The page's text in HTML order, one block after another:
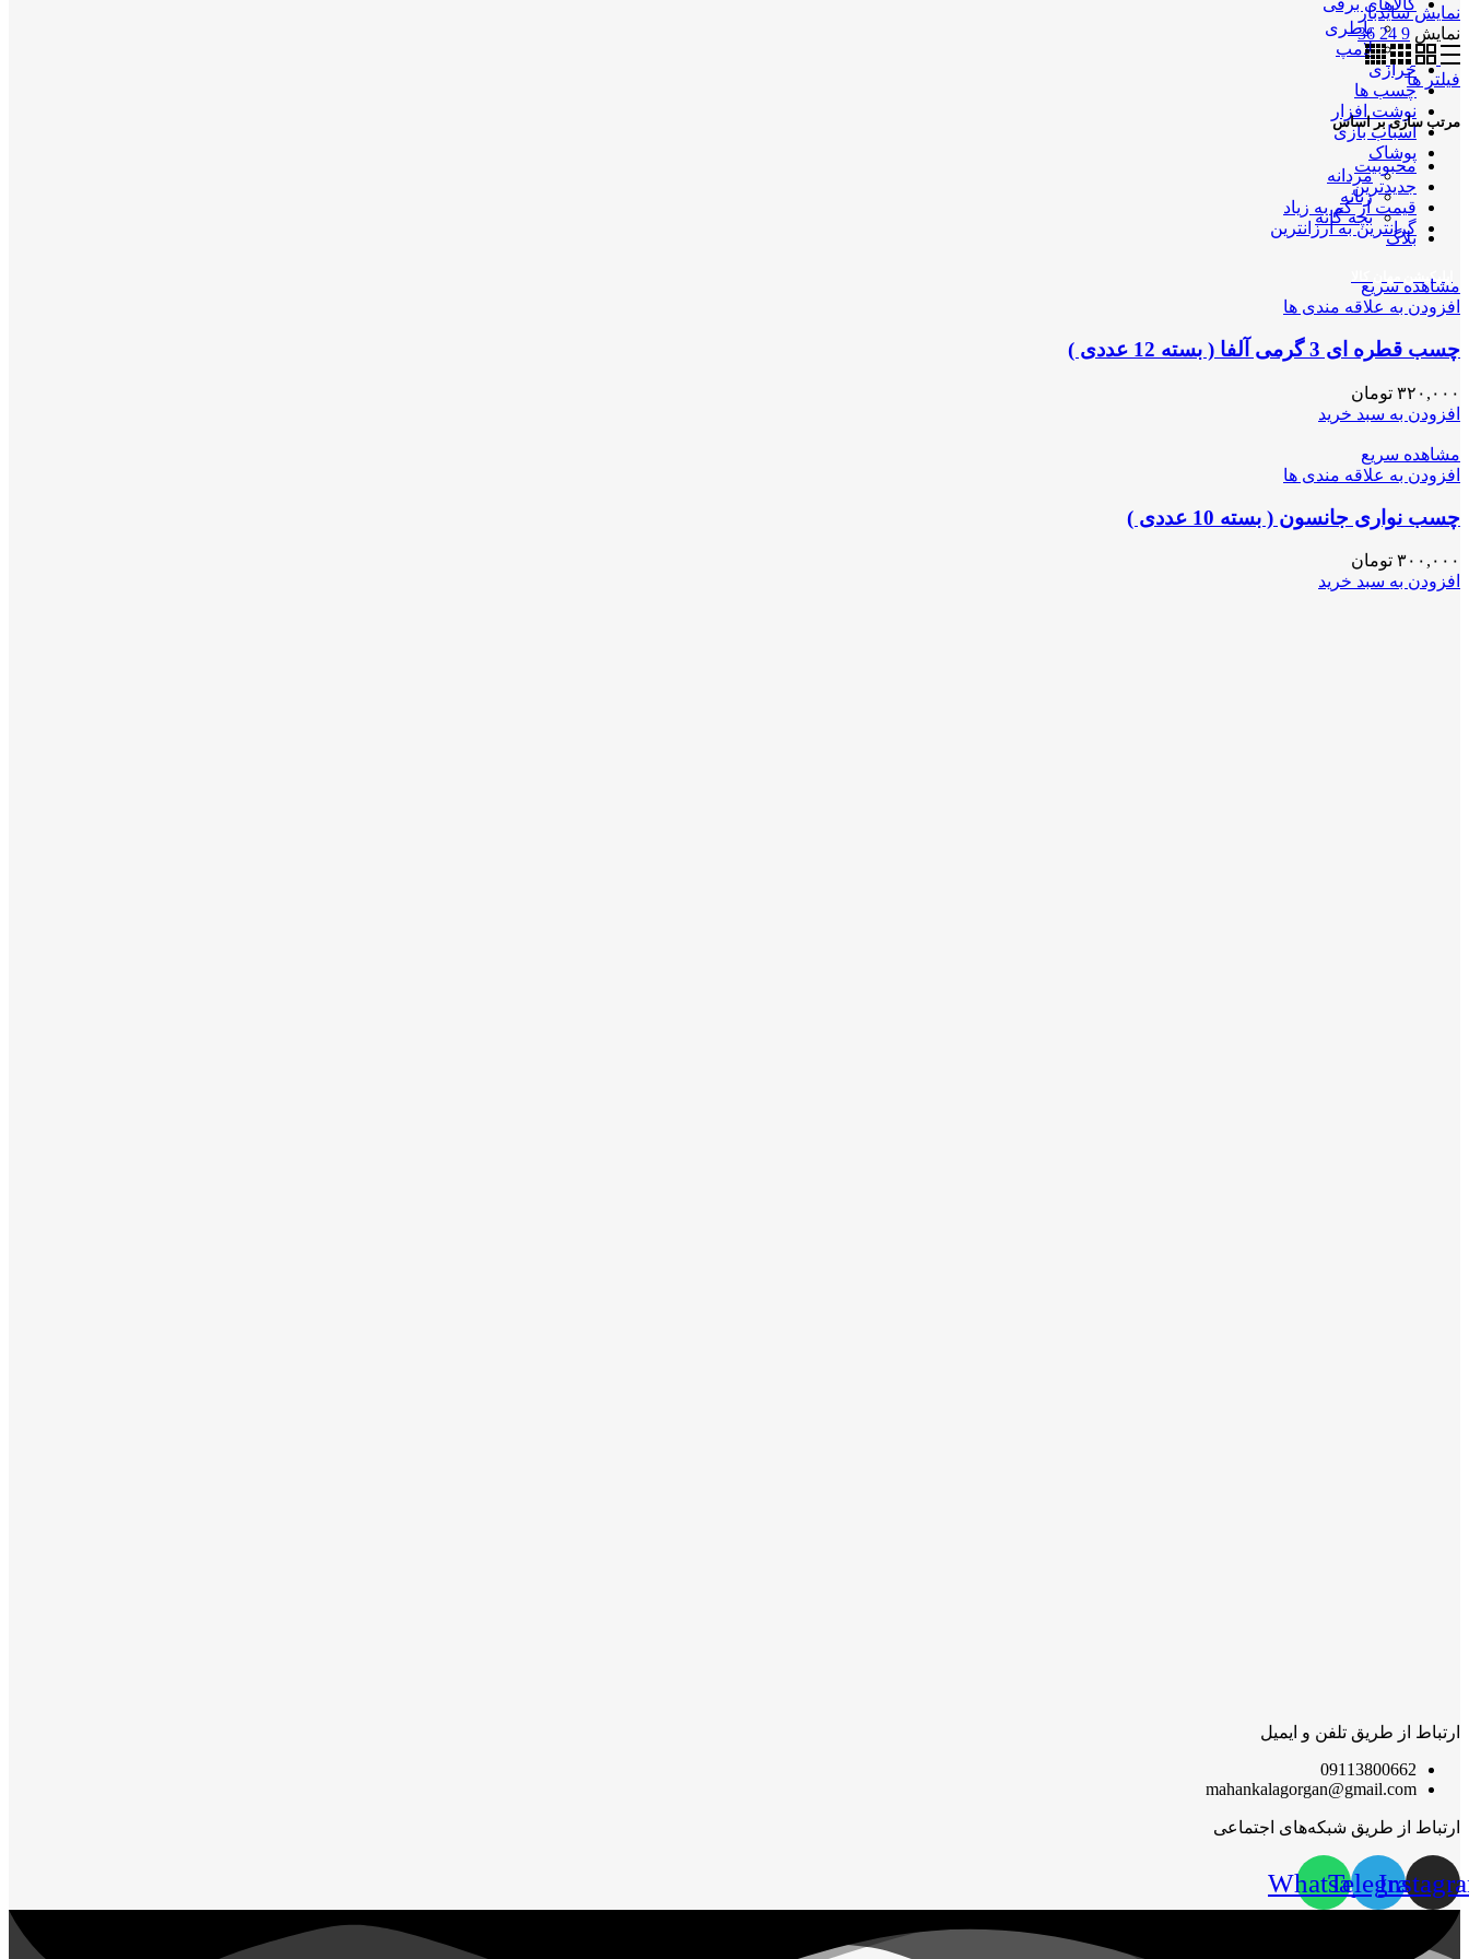
کالاهای برقی
باطری
لامپ
خرازی
چسب ها
نوشت افزار
اسباب بازی
پوشاک
مردانه
زنانه
بچه گانه
بلاگ
اپلیکیشن مهان کالا
نمایش سایدبار
نمایش 9
24
36
فیلتر ها
مرتب سازی بر اساس
محبوبیت
جدیدترین
قیمت از کم به زیاد
گرانترین به ارزانترین
مشاهده سریع
افزودن به علاقه مندی ها
چسب قطره ای 3 گرمی آلفا ( بسته 12 عددی )
۳۲۰,۰۰۰ تومان
افزودن به سبد خرید
مشاهده سریع
افزودن به علاقه مندی ها
چسب نواری جانسون ( بسته 10 عددی )
۳۰۰,۰۰۰ تومان
افزودن به سبد خرید
ارتباط از طریق تلفن و ایمیل
09113800662
mahankalagorgan@gmail.com
ارتباط از طریق شبکه‌های اجتماعی
Telegram
Whatsapp